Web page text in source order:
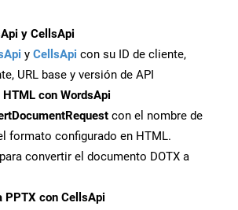
y CellsApi
y CellsApi con su ID de cliente,
URL base y versión de API
con WordsApi
con el nombre de
formato configurado en HTML.
convertir el documento DOTX a
PPTX con CellsApi